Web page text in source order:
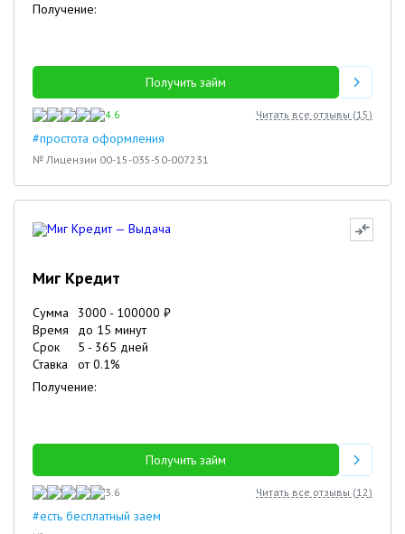
Получение:
Получить займ
4.6 Читать все отзывы (15)
#простота оформления
№ Лицензии 00-15-035-50-007231
Миг Кредит
Сумма 3000 - 100000 ₽
Время
до 15 минут
Срок
5 - 365 дней
Ставка
от0.1%
Получение:
Получить займ
3.6 Читать все отзывы (12)
#есть бесплатный заем